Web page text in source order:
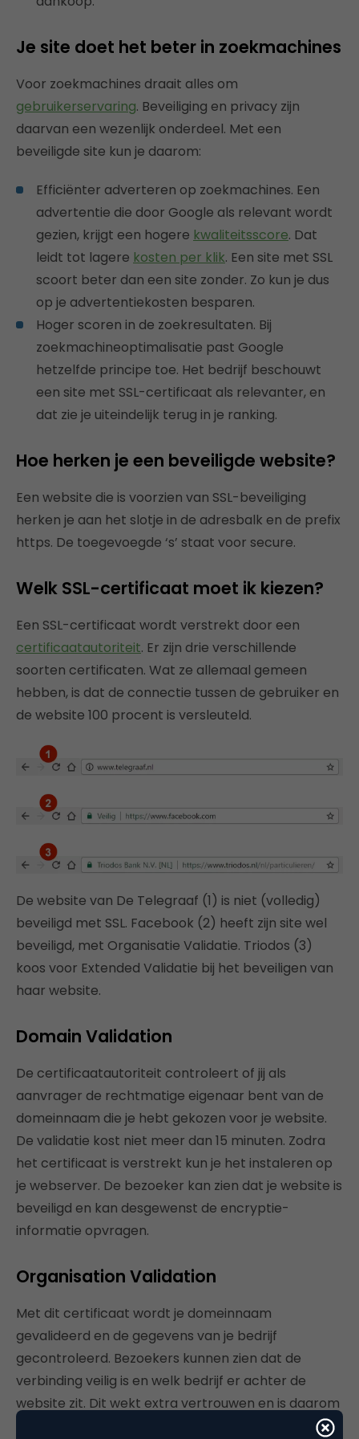
Je site doet het beter in zoekmachines
Voor zoekmachines draait alles om
gebruikerservaring. Beveiliging en privacy zijn
daarvan een wezenlijk onderdeel. Met een
beveiligde site kun je daarom:
Efficiënter adverteren op zoekmachines. Een
advertentie die door Google als relevant wordt
gezien, krijgt een hogere kwaliteitsscore. Dat
leidt tot lagere kosten per klik. Een site met SSL
scoort beter dan een site zonder. Zo kun je dus
op je advertentiekosten besparen.
Hoger scoren in de zoekresultaten. Bij
zoekmachineoptimalisatie past Google
hetzelfde principe toe. Het bedrijf beschouwt
een site met SSL-certificaat als relevanter, en
dat zie je uiteindelijk terug in je ranking.
Hoe herken je een beveiligde website?
Een website die is voorzien van SSL-beveiliging
herken je aan het slotje in de adresbalk en de prefix
https. De toegevoegde ‘s’ staat voor secure.
Welk SSL-certificaat moet ik kiezen?
Een SSL-certificaat wordt verstrekt door een
certificaatautoriteit. Er zijn drie verschillende
soorten certificaten. Wat ze allemaal gemeen
hebben, is dat de connectie tussen de gebruiker en
de website 100 procent is versleuteld.
De website van De Telegraaf (1) is niet (volledig)
beveiligd met SSL. Facebook (2) heeft zijn site wel
beveiligd, met Organisatie Validatie. Triodos (3)
koos voor Extended Validatie bij het beveiligen van
haar website.
Domain Validation
De certificaatautoriteit controleert of jij als
aanvrager de rechtmatige eigenaar bent van de
domeinnaam die je hebt gekozen voor je website.
De validatie kost niet meer dan 15 minuten. Zodra
het certificaat is verstrekt kun je het instaleren op
je webserver. De bezoeker kan zien dat je website is
beveiligd en kan desgewenst de encryptie-
informatie opvragen.
Organisation Validation
Met dit certificaat wordt je domeinnaam
gevalideerd en de gegevens van je bedrijf
gecontroleerd. Bezoekers kunnen zien dat de
verbinding veilig is en welk bedrijf er achter de
website zit. Dit wekt extra vertrouwen en is daarom
bij uitstek geschikt voor bijvoorbeeld webshops, of